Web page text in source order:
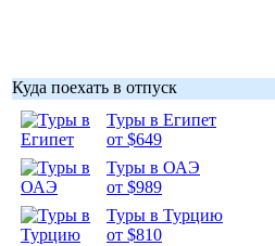
Куда поехать в отпуск
Туры в Египет
от $649
Туры в ОАЭ
от $989
Туры в Турцию
от $810